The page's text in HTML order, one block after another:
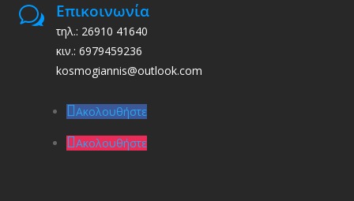
w Επικοινωνία
τηλ.: 26910 41640
κιν.: 6979459236
kosmogiannis@outlook.com
Ακολουθήστε
Ακολουθήστε